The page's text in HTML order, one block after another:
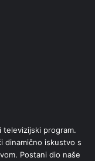
televizijski program.
dinamično iskustvo s
Postani dio naše